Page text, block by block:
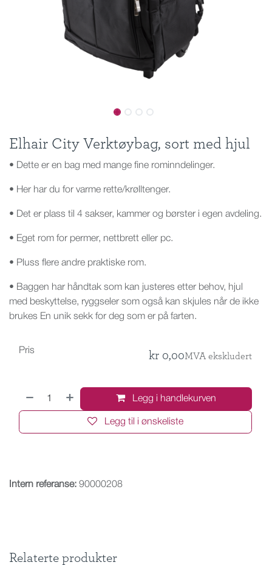
Elhair City Verktøybag, sort med hjul
• Dette er en bag med mange fine rominndelinger.
• Her har du for varme rette/krølltenger.
• Det er plass til 4 sakser, kammer og børster i egen avdeling.
• Eget rom for permer, nettbrett eller pc.
• Pluss flere andre praktiske rom.
• Baggen har håndtak som kan justeres etter behov, hjul
med beskyttelse, ryggseler som også kan skjules når de ikke
brukes En unik sekk for deg som er på farten.
Legg i handlekurven
Legg til i ønskeliste
Pris kr 0,00MVA ekskludert
Intern referanse: 90000208
Relaterte produkter